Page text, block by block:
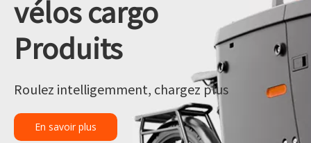
vélos cargo
Produits
Roulez intelligemment, chargez plus
En savoir plus